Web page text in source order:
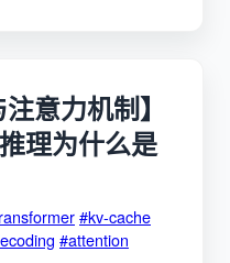
意力机制】
理为什么是
#kv-cache
#attention